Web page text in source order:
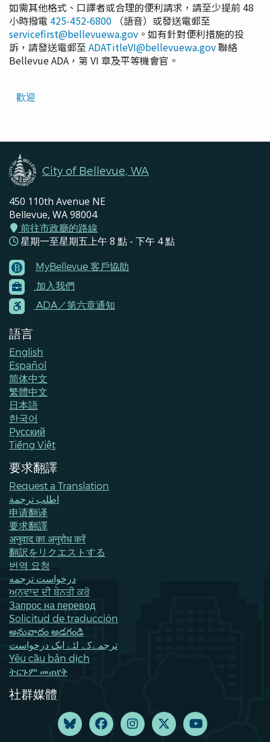
Translated
歡迎
如需其他格式、口譯者或合理的便利請求，請至少提前 48
小時撥電 425-452-6800 （語音）或發送電郵至
servicefirst@bellevuewa.gov 。如有針對便利措施的投
訴，請發送電郵至 ADATitleVI@bellevuewa.gov聯絡
Bellevue ADA，第 VI 章及平等機會官。
City of Bellevue, WA
450 110th Avenue NE
Bellevue, WA 98004
前往市政廳的路線
星期一至星期五上午 8 點 - 下午 4 點
Footer
Menu
Contacts
MyBellevue 客戶協助
加入我們
ADA／第六章通知
語言
English
Español
简体中文
繁體中文
日本語
한국어
Pусский
Tiếng Việt
要求翻譯
Request a Translation
اطلب ترجمة
申请翻译
要求翻譯
अनुवाद का अनुरोध करें
翻訳をリクエストする
번역 요청
درخواست ترجمه
ਅਨੁਵਾਦ ਦੀ ਬੇਨਤੀ ਕਰੋ
Запрос на перевод
Solicitud de traducción
అనువాదం అడగండి
ترجمےکے لئے ایک درخواست
Yêu cầu bản dịch
ትርጉም መጠየቅ
社群媒體